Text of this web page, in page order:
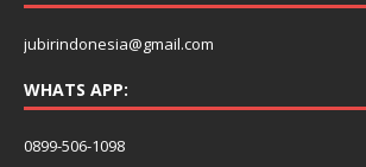
jubirindonesia@gmail.com
WHATS APP:
0899-506-1098